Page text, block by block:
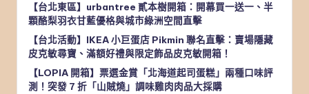
【台北東區】urbantree 貳本樹開箱：開幕買一送一、半
顆酪梨羽衣甘藍優格與城市綠洲空間直擊
【台北活動】IKEA 小巨蛋店 Pikmin 聯名直擊：賣場隱藏
皮克敏尋寶、滿額好禮與限定飾品皮克敏開箱！
【LOPIA 開箱】票選金賞「北海道起司蛋糕」兩種口味評
測！突發 7 折「山賊燒」調味雞肉肉品大採購